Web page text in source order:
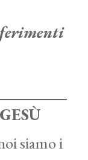
siamo i